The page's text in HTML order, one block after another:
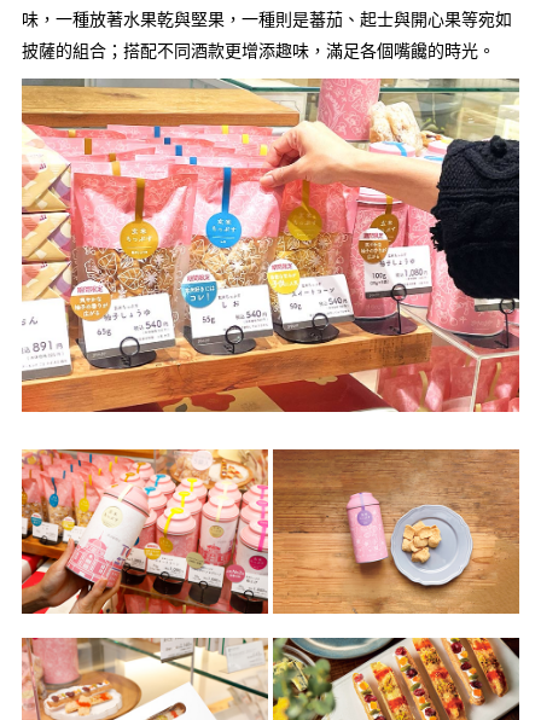
味，一種放著水果乾與堅果，一種則是蕃茄、起士與開心果等宛如
披薩的組合；搭配不同酒款更增添趣味，滿足各個嘴饞的時光。